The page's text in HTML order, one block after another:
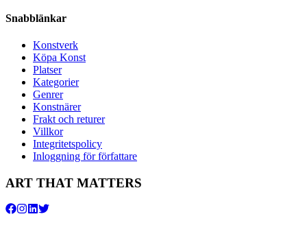
Snabblänkar
Konstverk
Köpa Konst
Platser
Kategorier
Genrer
Konstnärer
Frakt och returer
Villkor
Integritetspolicy
Inloggning för författare
ART THAT MATTERS